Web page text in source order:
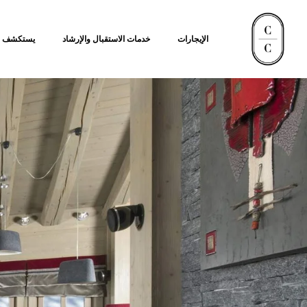
الإيجارات خدمات الاستقبال والإرشاد يستكشف